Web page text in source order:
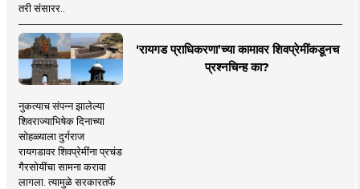
तरी संसारर..
‘रायगड प्राधिकरणा’च्या कामावर शिवप्रेमींकडूनच
प्रश्नचिन्ह का?
नुकत्याच संपन्न झालेल्या
शिवराज्याभिषेक दिनाच्या
सोहळ्याला दुर्गराज
रायगडावर शिवप्रेमींना प्रचंड
गैरसोयींचा सामना करावा
लागला. त्यामुळे सरकारतर्फे